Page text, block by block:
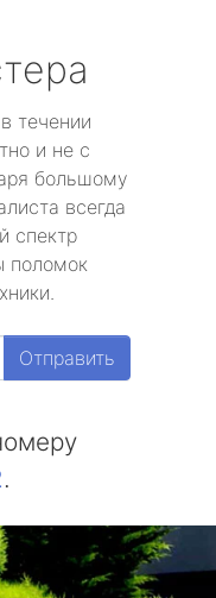
течении
и не с
большому
всегда
спектр
поломок
Отправить
.